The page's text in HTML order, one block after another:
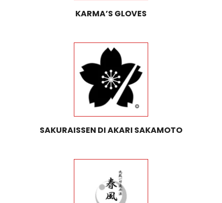
KARMA’S GLOVES
SAKURAISSEN DI AKARI SAKAMOTO